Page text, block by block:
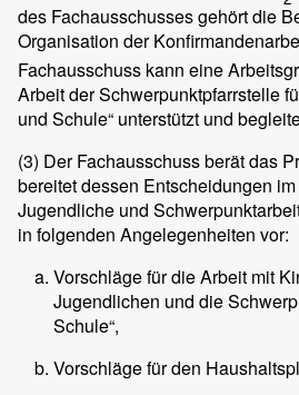
des Fachausschusses gehört die
Organisation der
Fachausschuss kann eine
Arbeit der Schwerpunktpfarrstelle
und Schule“ unterstützt und
(3) Der Fachausschuss berät das
bereitet dessen Entscheidungen im
Jugendliche und
in folgenden Angelegenheiten vor:
Vorschläge für die Arbeit mit
Jugendlichen und die
Schule“,
Vorschläge für den